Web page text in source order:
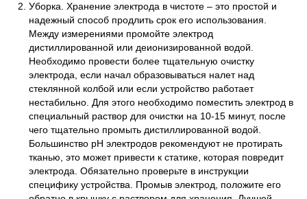
Уборка. Хранение электрода в чистоте – это простой и
надежный способ продлить срок его использования.
Между измерениями промойте электрод
дистиллированной или деионизированной водой.
Необходимо провести более тщательную очистку
электрода, если начал образовываться налет над
стеклянной колбой или если устройство работает
нестабильно. Для этого необходимо поместить электрод в
специальный раствор для очистки на 10-15 минут, после
чего тщательно промыть дистиллированной водой.
Большинство рН электродов рекомендуют не протирать
тканью, это может привести к статике, которая повредит
электрода. Обязательно проверьте в инструкции
специфику устройства. Промыв электрод, положите его